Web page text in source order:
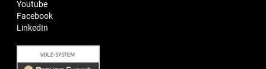
Youtube
Facebook
LinkedIn